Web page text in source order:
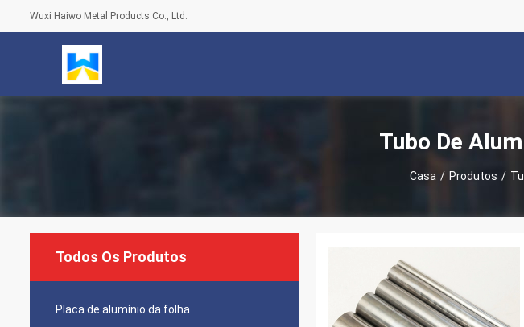
Wuxi Haiwo Metal Products Co., Ltd.
Tubo De
Casa / Produtos /
Todos Os Produtos
Placa de alumínio da folha